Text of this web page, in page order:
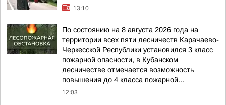
13:10
По состоянию на 8 августа 2026 года на
территории всех пяти лесничеств Карачаево-
Черкесской Республики установился 3 класс
пожарной опасности, в Кубанском
лесничестве отмечается возможность
повышения до 4 класса пожарной...
12:03